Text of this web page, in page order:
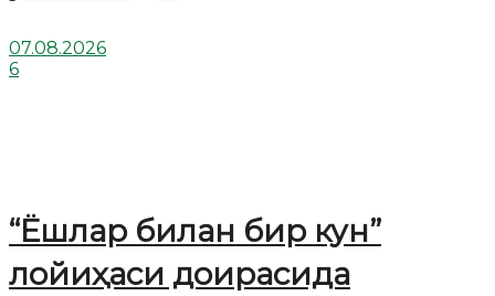
07.08.2026
6
“Ёшлар билан бир кун”
лойиҳаси доирасида